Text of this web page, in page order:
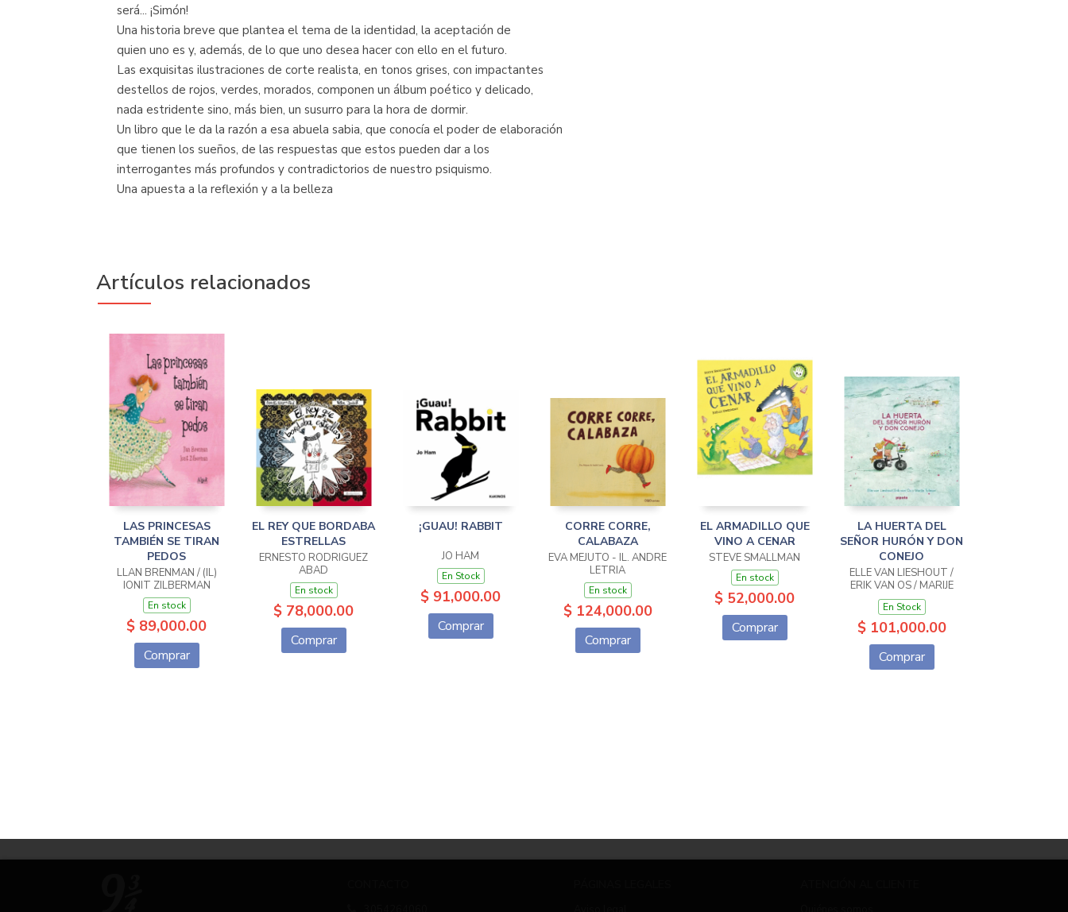
será... ¡Simón!
Una historia breve que plantea el tema de la identidad, la aceptación de
quien uno es y, además, de lo que uno desea hacer con ello en el futuro.
Las exquisitas ilustraciones de corte realista, en tonos grises, con impactantes
destellos de rojos, verdes, morados, componen un álbum poético y delicado,
nada estridente sino, más bien, un susurro para la hora de dormir.
Un libro que le da la razón a esa abuela sabia, que conocía el poder de elaboración
que tienen los sueños, de las respuestas que estos pueden dar a los
interrogantes más profundos y contradictorios de nuestro psiquismo.
Una apuesta a la reflexión y a la belleza
Artículos relacionados
LAS PRINCESAS
TAMBIÉN SE TIRAN
PEDOS
LLAN BRENMAN / (IL)
IONIT ZILBERMAN
En stock
$ 89,000.00
Comprar
EL REY QUE BORDABA
ESTRELLAS
ERNESTO RODRIGUEZ
ABAD
En stock
$ 78,000.00
Comprar
¡GUAU! RABBIT
JO HAM
En Stock
$ 91,000.00
Comprar
CORRE CORRE,
CALABAZA
EVA MEJUTO - IL. ANDRE
LETRIA
En stock
$ 124,000.00
Comprar
EL ARMADILLO QUE
VINO A CENAR
STEVE SMALLMAN
En stock
$ 52,000.00
Comprar
LA HUERTA DEL
SEÑOR HURÓN Y DON
CONEJO
ELLE VAN LIESHOUT /
ERIK VAN OS / MARIJE
TOLMAN
En Stock
$ 101,000.00
Comprar